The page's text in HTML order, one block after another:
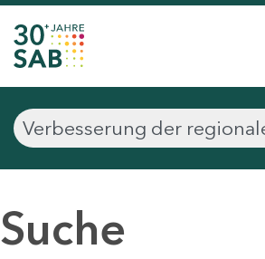
Suche